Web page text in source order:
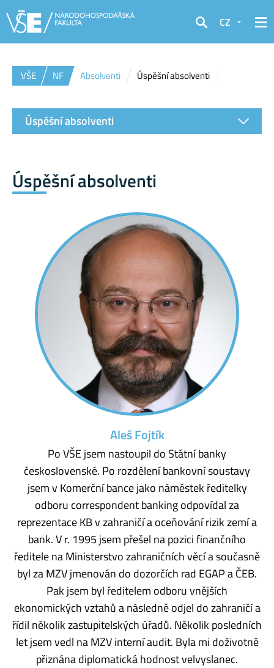
Hledat
CZ
VŠE NF Absolventi Úspěšní absolventi
Úspěšní absolventi
Aleš Fojtík
Po VŠE jsem nastoupil do Státní banky
československé. Po rozdělení bankovní soustavy
jsem v Komerční bance jako náměstek ředitelky
odboru correspondent banking odpovídal za
reprezentace KB v zahraničí a oceňování rizik zemí a
bank. V r. 1995 jsem přešel na pozici finančního
ředitele na Ministerstvo zahraničních věcí a současně
byl za MZV jmenován do dozorčích rad EGAP a ČEB.
Pak jsem byl ředitelem odboru vnějších
ekonomických vztahů a následně odjel do zahraničí a
řídil několik zastupitelských úřadů. Několik posledních
let jsem vedl na MZV interní audit. Byla mi doživotně
přiznána diplomatická hodnost velvyslanec.
Úspěšní absolventi